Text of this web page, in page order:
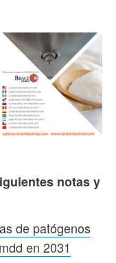
notas y
de patógenos
en 2031